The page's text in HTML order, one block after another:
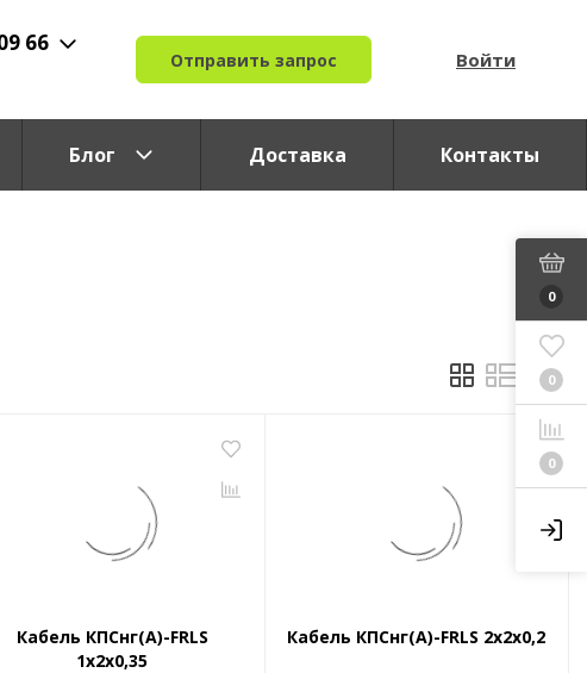
66
Отправить запрос Войти
Блог Доставка Контакты
0
0
0
Кабель КПСнг(A)-FRLS
1x2x0,35
Кабель КПСнг(A)-FRLS 2x2x0,2